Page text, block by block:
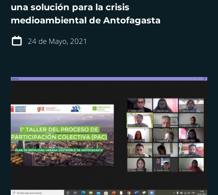
una solución para la crisis
medioambiental de Antofagasta
24 de Mayo, 2021